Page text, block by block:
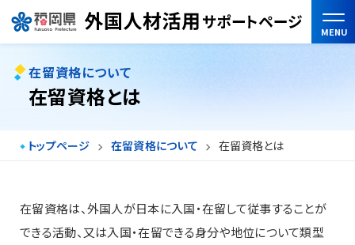
MENU
在留資格について
在留資格とは
トップページ 在留資格について 在留資格とは
在留資格は、外国人が日本に入国・在留して従事することが
できる活動、又は入国・在留できる身分や地位について類型